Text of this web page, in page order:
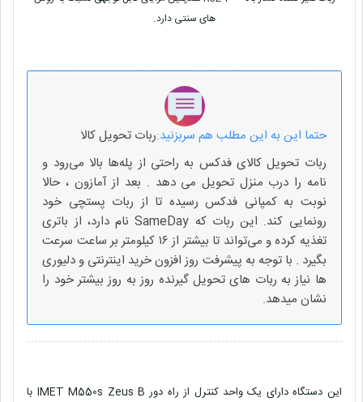
های سنتی دارد.
حتما این به این مطلب هم سربزنید:ربات تحویل کالا
ربات تحویل کالای فدکس به راحتی از پله‌ها بالا می‌رود و
نامه را درب منزل تحویل می دهد . بعد از آمازون ، حالا
نوبت به کمپانی فدکس رسیده تا از ربات پستچی خود
رونمایی کند. این ربات که SameDay نام دارد، از باتری
تغذیه کرده و می‌تواند تا بیشتر از ۱۶ کیلومتر بر ساعت سرعت
بگیرد . با توجه به پیشرفت روز افزون خرید اینترنتی و دلیوری
ها نیاز به ربات های تحویل گیرنده روز به روز بیشتر خود را
نشان میدهد.
این دستگاه دارای یک واحد کنترل از راه دور IMET M550s Zeus B با